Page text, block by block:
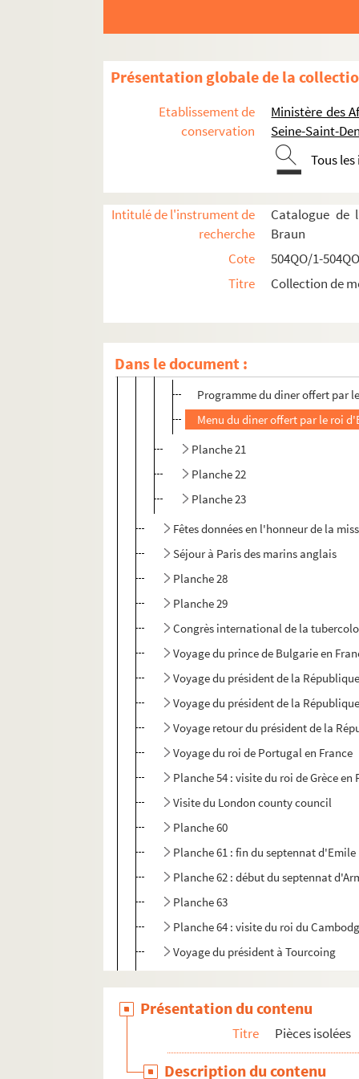
Présentation globale de la
Etablissement de
conservation
Ministère des
Seine-Saint-
Tous
Intitulé de l'instrument de
recherche
Catalogue de
Braun
Cote
504QO/1-
Titre
Collection de
Dans le document :
Planche 9
Planche 10
Planche 11
Planche 14
Planche 15
Planche 16
Planche 17
Planche 20
Programme du diner offert par
Menu du diner offert par le roi
Planche 21
Planche 22
Planche 23
Fêtes données en l'honneur de la
Séjour à Paris des marins anglais
Planche 28
Planche 29
Congrès international de la
Voyage du prince de Bulgarie en
Voyage du président de la
Voyage du président de la
Voyage retour du président de la
Voyage du roi de Portugal en France
Planche 54 : visite du roi de Grèce en
Visite du London county council
Planche 60
Planche 61 : fin du septennat
Planche 62 : début du septennat
Planche 63
Planche 64 : visite du roi du
Voyage du président à Tourcoing
Planche 68 : voyage du président
Voyage du président de la
Planche 71
Présentation du contenu
Titre Pièces isolées
Description du contenu